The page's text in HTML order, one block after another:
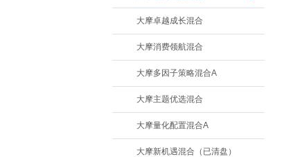
大摩卓越成长混合
大摩消费领航混合
大摩多因子策略混合A
大摩主题优选混合
大摩量化配置混合A
大摩新机遇混合（已清盘）